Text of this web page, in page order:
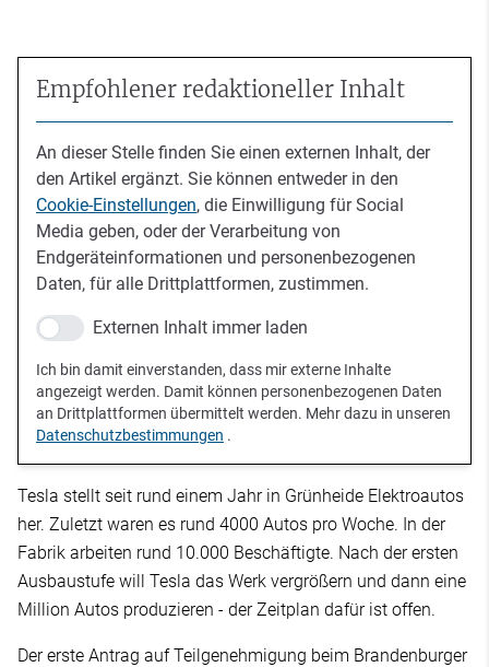
Empfohlener redaktioneller Inhalt
An dieser Stelle finden Sie einen externen Inhalt, der
den Artikel ergänzt. Sie können entweder in den
Cookie-Einstellungen, die Einwilligung für Social
Media geben, oder der Verarbeitung von
Endgeräteinformationen und personenbezogenen
Daten, für alle Drittplattformen, zustimmen.
Externen Inhalt immer laden
Ich bin damit einverstanden, dass mir externe Inhalte
angezeigt werden. Damit können personenbezogenen Daten
an Drittplattformen übermittelt werden. Mehr dazu in unseren
Datenschutzbestimmungen .
Tesla stellt seit rund einem Jahr in Grünheide Elektroautos
her. Zuletzt waren es rund 4000 Autos pro Woche. In der
Fabrik arbeiten rund 10.000 Beschäftigte. Nach der ersten
Ausbaustufe will Tesla das Werk vergrößern und dann eine
Million Autos produzieren - der Zeitplan dafür ist offen.
Der erste Antrag auf Teilgenehmigung beim Brandenburger